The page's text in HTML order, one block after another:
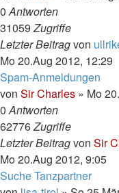
0Antworten
31059Zugriffe
Letzter Beitragvon
Mo 20.Aug 2012, 12:29
Spam-Anmeldungen
von Sir Charles » Mo
0Antworten
62776Zugriffe
Letzter Beitragvon Sir
Mo 20.Aug 2012, 9:05
Suche Tanzpartner